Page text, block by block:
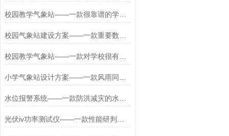
校园教学气象站——一款很靠谱的学校气象观测站#2022已更新
校园教学气象站——一款对学校很有帮助的校园科普气象站建设方案